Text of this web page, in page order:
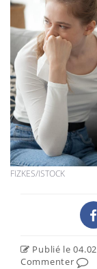
FIZKES/ISTOCK
Publié le
Commenter